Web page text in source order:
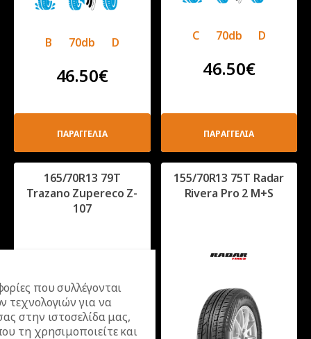
B 70db D
46.50€
ΠΑΡΑΓΓΕΛΙΑ
C 70db D
46.50€
ΠΑΡΑΓΓΕΛΙΑ
165/70R13 79T
Trazano Zupereco Z-
107
155/70R13 75T Radar
Rivera Pro 2 M+S
που συλλέγονται
τεχνολογιών για να
στην ιστοσελίδα μας,
τη χρησιμοποιείτε και